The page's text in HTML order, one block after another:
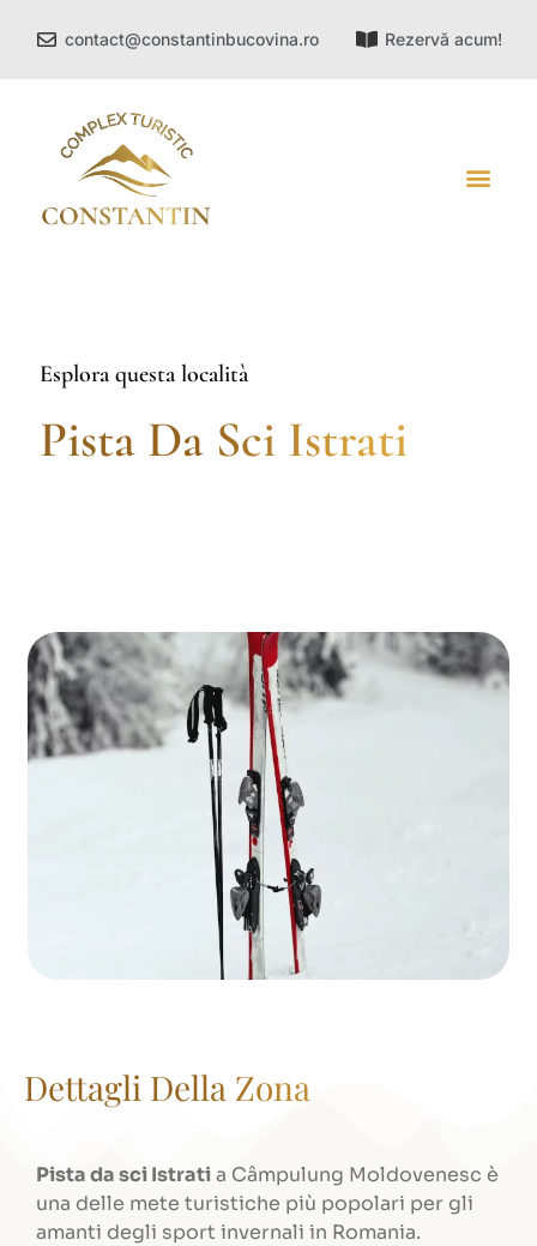
contact@constantinbucovina.ro Rezervă acum!
Esplora questa località
Pista Da Sci Istrati
Dettagli Della Zona
Pista da sci Istratia Câmpulung Moldovenesc è
una delle mete turistiche più popolari per gli
amanti degli sport invernali in Romania.